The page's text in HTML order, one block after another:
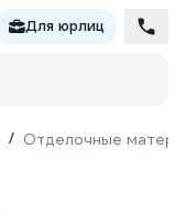
Для юрлиц
/ Отделочные